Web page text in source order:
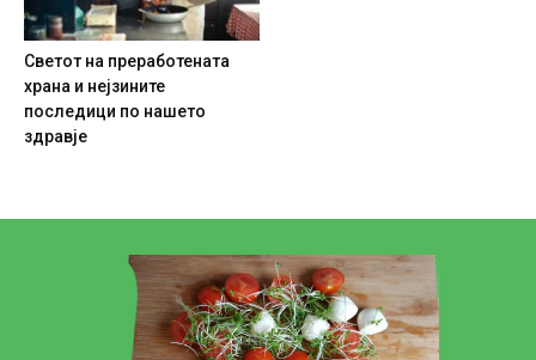
Светот на преработената
храна и нејзините
последици по нашето
здравје